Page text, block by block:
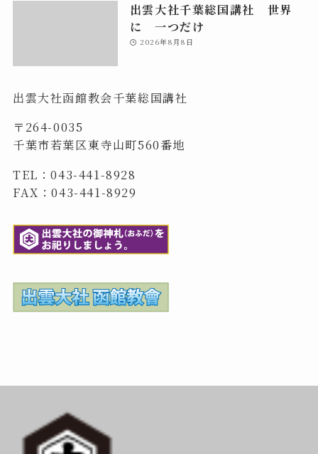
出雲大社千葉総国講社 世界
に 一つだけ
2026年8月8日
出雲大社函館教会千葉総国講社
〒264-0035
千葉市若葉区東寺山町560番地
TEL：043-441-8928
FAX：043-441-8929